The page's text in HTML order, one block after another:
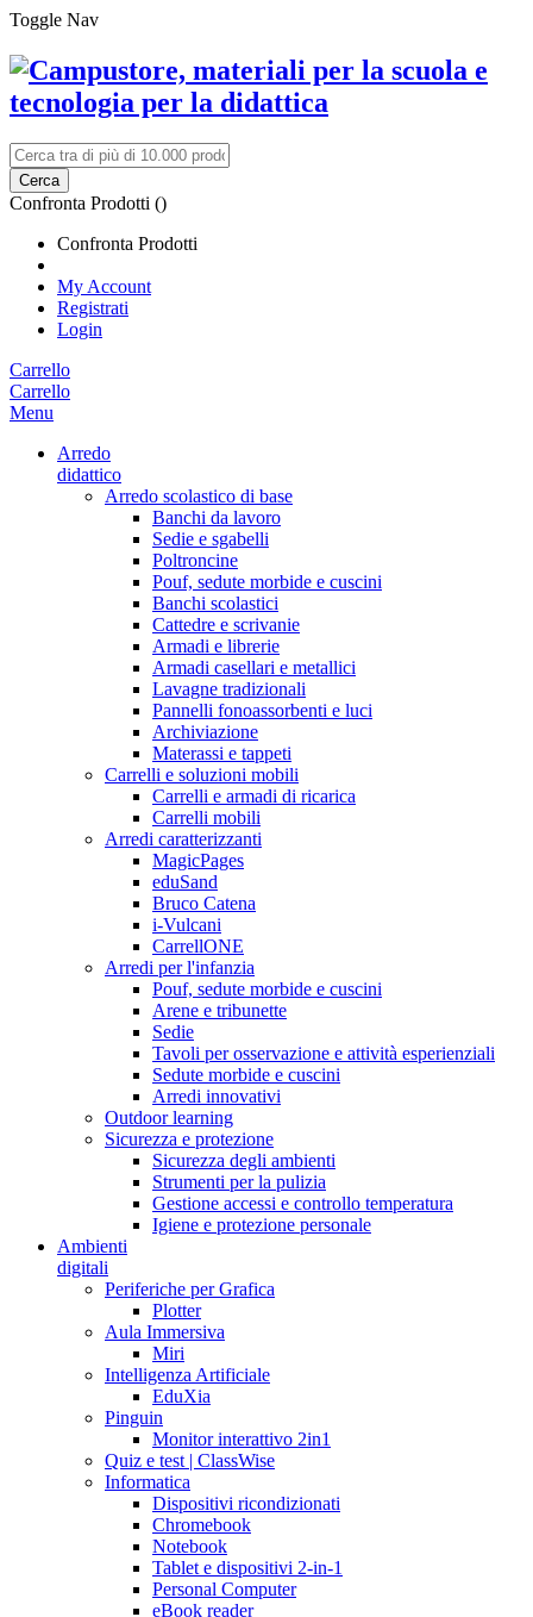
Toggle Nav
Cerca
Confronta Prodotti ()
Confronta Prodotti
My Account
Registrati
Login
Carrello
Carrello
Menu
Arredo
didattico
Arredo scolastico di base
Banchi da lavoro
Sedie e sgabelli
Poltroncine
Pouf, sedute morbide e cuscini
Banchi scolastici
Cattedre e scrivanie
Armadi e librerie
Armadi casellari e metallici
Lavagne tradizionali
Pannelli fonoassorbenti e luci
Archiviazione
Materassi e tappeti
Carrelli e soluzioni mobili
Carrelli e armadi di ricarica
Carrelli mobili
Arredi caratterizzanti
MagicPages
eduSand
Bruco Catena
i-Vulcani
CarrellONE
Arredi per l'infanzia
Pouf, sedute morbide e cuscini
Arene e tribunette
Sedie
Tavoli per osservazione e attività esperienziali
Sedute morbide e cuscini
Arredi innovativi
Outdoor learning
Sicurezza e protezione
Sicurezza degli ambienti
Strumenti per la pulizia
Gestione accessi e controllo temperatura
Igiene e protezione personale
Ambienti
digitali
Periferiche per Grafica
Plotter
Aula Immersiva
Miri
Intelligenza Artificiale
EduXia
Pinguin
Monitor interattivo 2in1
Quiz e test | ClassWise
Informatica
Dispositivi ricondizionati
Chromebook
Notebook
Tablet e dispositivi 2-in-1
Personal Computer
eBook reader